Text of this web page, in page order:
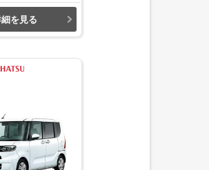
を見る